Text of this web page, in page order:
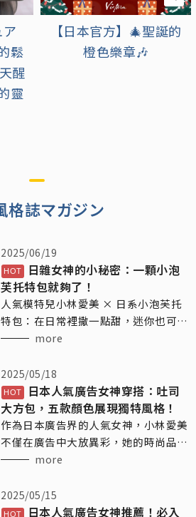
的
【日本官方】充滿可愛
與溫馨的浪漫季節到
格誌マガジン
2025/06/19
日雜女神的小秘密：一顆小泡
芙托特包就夠了！
人氣模特兒小林愛美 × 日系小泡芙托
特包：在日常裡撒一點甜，迷你也可以
很有態度more
2025/05/18
日本人氣廣告女神穿搭：吐司
大方包，五款顏色展現獨特風格！
作為日本廣告界的人氣女神，小林愛美
不僅在廣告中大放異彩，她的時尚品味
也引領了不少女性的潮流。近日，她背
方包，這款包包不僅簡約大方，還兼具
實用性，是她日常生活中的得力助手。
more
2025/05/15
日本人氣廣告女神推薦！必入